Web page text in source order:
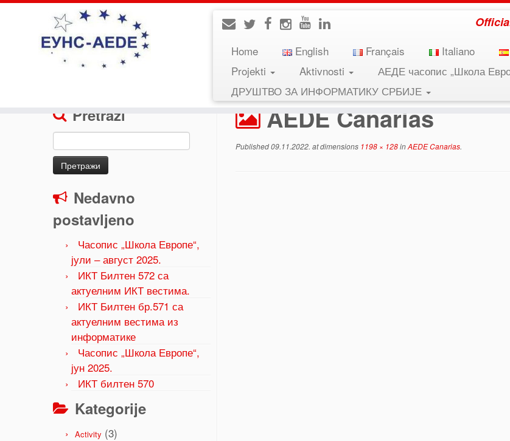
Home English Français Italiano
Projekti
Aktivnosti АЕДЕ часопис „Школа
ДРУШТВО ЗА ИНФОРМАТИКУ СРБИЈЕ
AEDE Canarias
Pretraži
Претрага
за:
Nedavno
postavljeno
Часопис „Школа Европе“,
јули – август 2025.
ИКТ Билтен 572 са
актуелним ИКТ вестима.
ИКТ Билтен бр.571 са
актуелним вестима из
информатике
Часопис „Школа Европе“,
јун 2025.
ИКТ билтен 570
Kategorije
Activity (3)
AEDE Canarias
Published09.11.2022. at dimensions 1198 × 128inAEDE Canarias.